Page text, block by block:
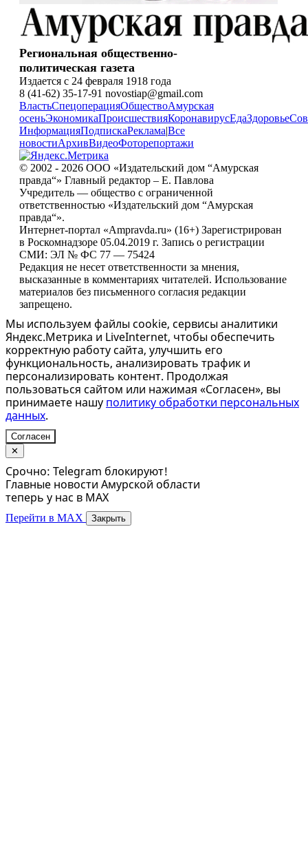
Региональная общественно-
политическая газета
Издается с 24 февраля 1918 года
8 (41-62) 35-17-91 novostiap@gmail.com
ВластьСпецоперацияОбществоАмурская
осеньЭкономикаПроисшествияКоронавирусЕдаЗдоровье
ИнформацияПодпискаРеклама|Все
новостиАрхивВидеоФоторепортажи
© 2002 - 2026 ООО «Издательский дом “Амурская
правда“» Главный редактор – Е. Павлова
Учредитель — общество с ограниченной
ответственностью «Издательский дом “Амурская
правда“».
Интернет-портал «Ampravda.ru» (16+) Зарегистрирован
в Роскомнадзоре 05.04.2019 г. Запись о регистрации
СМИ: ЭЛ № ФС 77 — 75424
Редакция не несет ответственности за мнения,
высказанные в комментариях читателей. Использование
материалов без письменного согласия редакции
запрещено.
Мы используем файлы cookie, сервисы аналитики
Яндекс.Метрика и LiveInternet, чтобы обеспечить
корректную работу сайта, улучшить его
функциональность, анализировать трафик и
персонализировать контент. Продолжая
пользоваться сайтом или нажимая «Согласен», вы
принимаете нашу политику обработки персональных
данных.
Согласен
✕
Срочно: Telegram блокируют!
Главные новости Амурской области
теперь у нас в MAX
Перейти в MAX Закрыть